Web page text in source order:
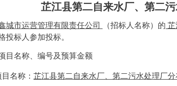
芷江县第二自来水厂、第二
城市运营管理有限责任公司 （招标人名称）的 芷
投标人参加投标。
目名称、编号及预算金额
名称： 芷江县第二自来水厂、第二污水处理厂